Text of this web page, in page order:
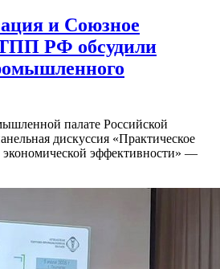
и Союзное
ТПП РФ обсудили
палате Российской
дискуссия «Практическое
эффективности» —